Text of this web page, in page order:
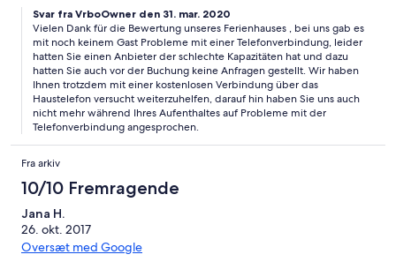
Svar fra VrboOwner den 31. mar. 2020
Vielen Dank für die Bewertung unseres Ferienhauses , bei uns gab es
mit noch keinem Gast Probleme mit einer Telefonverbindung, leider
hatten Sie einen Anbieter der schlechte Kapazitäten hat und dazu
hatten Sie auch vor der Buchung keine Anfragen gestellt. Wir haben
Ihnen trotzdem mit einer kostenlosen Verbindung über das
Haustelefon versucht weiterzuhelfen, darauf hin haben Sie uns auch
nicht mehr während Ihres Aufenthaltes auf Probleme mit der
Telefonverbindung angesprochen.
Fra arkiv
10/10 Fremragende
Jana H.
26. okt. 2017
Oversæt med Google